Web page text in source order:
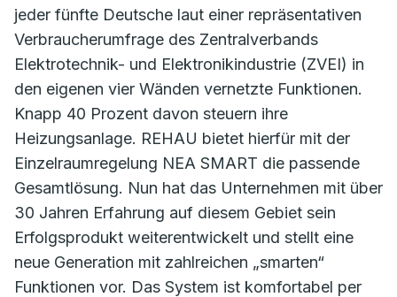
jeder fünfte Deutsche laut einer repräsentativen
Verbraucherumfrage des Zentralverbands
Elektrotechnik- und Elektronikindustrie (ZVEI) in
den eigenen vier Wänden vernetzte Funktionen.
Knapp 40 Prozent davon steuern ihre
Heizungsanlage. REHAU bietet hierfür mit der
Einzelraumregelung NEA SMART die passende
Gesamtlösung. Nun hat das Unternehmen mit über
30 Jahren Erfahrung auf diesem Gebiet sein
Erfolgsprodukt weiterentwickelt und stellt eine
neue Generation mit zahlreichen „smarten“
Funktionen vor. Das System ist komfortabel per